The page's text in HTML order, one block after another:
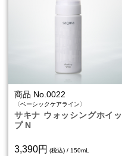
商品 No.0022
〈ベーシックケアライン〉
サキナ ウォッシングホイッ
プ N
3,390円 (税込) / 150mL